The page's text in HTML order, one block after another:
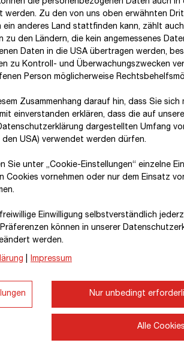
DieDekarbonisierungdes
Zur Erreichung unserer durch die
Reduktionsziele haben wir die
1,5 °C-Zielleisten. Auf Basis der
Handlungsfelder definiert, um
wir an:
Reduktion derScope 1-und2-
Reduktion derScope 3-
wir insbesondere auf die
Elektrifizierung unserer
Baumaschinen und
Um klima- und umweltgerechtes
strategisches Kernthema definiert
Ressourcen ein. Durch das
unterstützen wir unsere
Vorgaben und zertifizierte
werden. Zu den von uns oben erwähnten
ein anderes Land stattfinden kann, zählt
zu den Ländern, die kein angemessenes
Daten in die USA übertragen werden,
zu Kontroll- und Überwachungszwecken
Person möglicherweise
Zusammenhang darauf hin, dass Sie sich
ein­ver­standen erklären, dass die auf
dargestellten Umfang
USA) verwendet werden dürfen.
Sie unter „Cookie-Einstellungen“ einzelne
Cookies vornehmen oder nur dem Einsatz
Einwilligung selbstverständlich
können in unserer
werden.
Impressum
Nur unbedingt
Alle